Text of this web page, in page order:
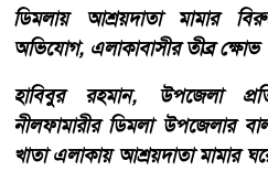
​ডিমলায় আশ্রয়দাতা মামার
অভিযোগ, এলাকাবাসীর তীব্র ক্ষোভ
​হাবিবুর রহমান, উপজেলা
নীলফামারীর ডিমলা উপজেলার
খাতা এলাকায় আশ্রয়দাতা মামার